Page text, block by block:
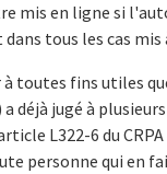
mis en ligne si
tous les cas mis
toutes fins utiles
déjà jugé à
L322-6 du
personne qui en